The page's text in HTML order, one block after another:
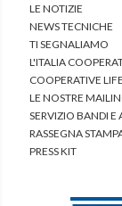
LE NOTIZIE
NEWS TECNICHE
TI SEGNALIAMO
L'ITALIA
COOPERATIVE
LE NOSTRE
SERVIZIO BANDI
RASSEGNA
PRESS KIT